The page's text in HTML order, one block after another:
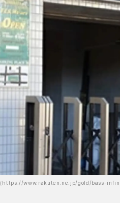
（https://www.rakuten.ne.jp/gold/bass-